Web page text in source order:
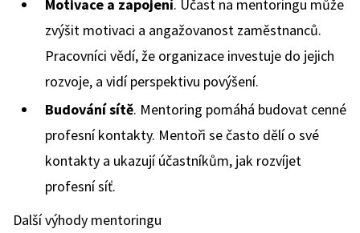
Motivace a zapojení. Účast na mentoringu může
zvýšit motivaci a angažovanost zaměstnanců.
Pracovníci vědí, že organizace investuje do jejich
rozvoje, a vidí perspektivu povýšení.
Budování sítě. Mentoring pomáhá budovat cenné
profesní kontakty. Mentoři se často dělí o své
kontakty a ukazují účastníkům, jak rozvíjet
profesní síť.
Další výhody mentoringu